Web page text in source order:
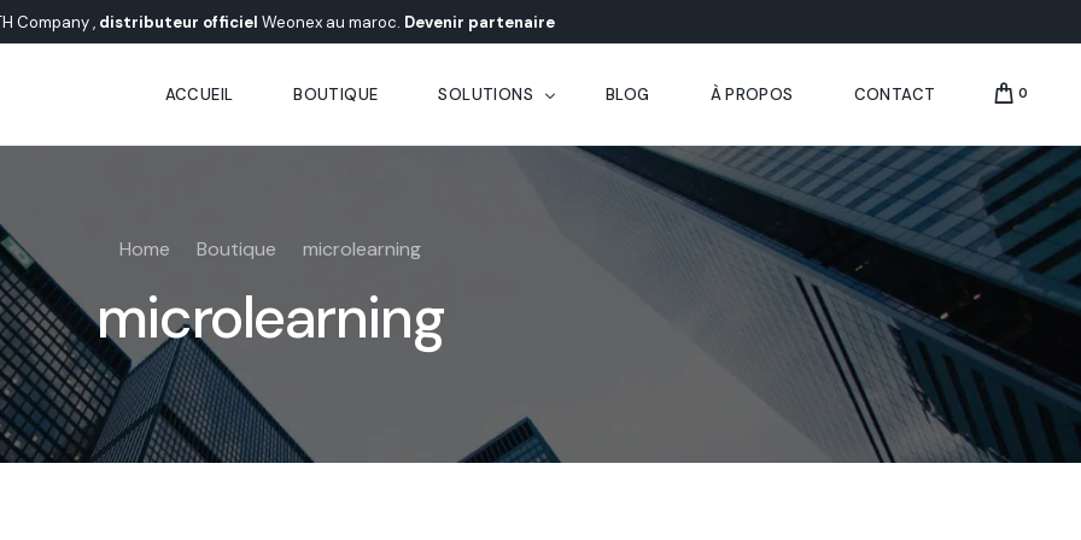
Company , distributeur officiel Weonex au maroc. Devenir partenaire
ACCUEIL BOUTIQUE SOLUTIONS
Solution d’enregistrement vidéo 4K pour salle de classe
Solution de co-enseignement pour salle de classe
AI Behavioral Analysis
BLOG À PROPOS CONTACT 0
Home Boutique microlearning
microlearning